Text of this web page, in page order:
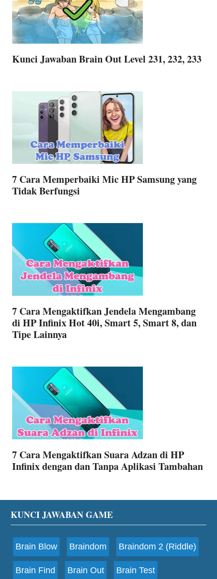
Kunci Jawaban Brain Out Level 231, 232, 233
7 Cara Memperbaiki Mic HP Samsung yang
Tidak Berfungsi
7 Cara Mengaktifkan Jendela Mengambang
di HP Infinix Hot 40i, Smart 5, Smart 8, dan
Tipe Lainnya
7 Cara Mengaktifkan Suara Adzan di HP
Infinix dengan dan Tanpa Aplikasi Tambahan
Footer
KUNCI JAWABAN GAME
Brain Blow Braindom Braindom 2 (Riddle)
Brain Find Brain Out Brain Test